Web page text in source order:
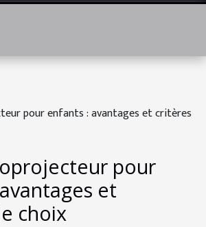
pour enfants : avantages et critères
pour
et
choix